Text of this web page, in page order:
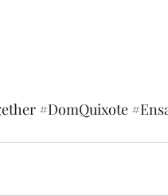
#DomQuixote